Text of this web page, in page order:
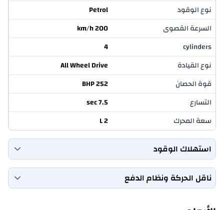
نوع الوقود
Petrol
السرعة القصوى
200 km/h
cylinders
4
نوع القيادة
All Wheel Drive
قوة الحصان
252 BHP
التسارع
7.5 sec
سعة المحرك
2 L
استهلاك الوقود
معدل استهلاك الوقود (المدينة)
13.5 Km/L
سعة خزان الوقود
59 L
ناقل الحركة ونظام الدفع